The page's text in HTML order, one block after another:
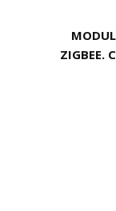
ZIGBEE.
clé